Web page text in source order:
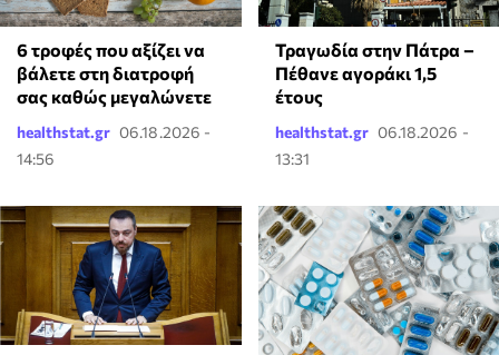
6 τροφές που αξίζει να
βάλετε στη διατροφή
σας καθώς μεγαλώνετε
healthstat.gr 06.18.2026 -
14:56
Τραγωδία στην Πάτρα –
Πέθανε αγοράκι 1,5
έτους
healthstat.gr 06.18.2026 -
13:31